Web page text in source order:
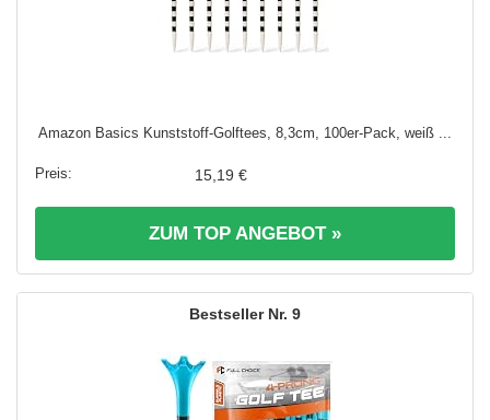
Amazon Basics Kunststoff-Golftees, 8,3cm, 100er-Pack, weiß ...
15,19 €
ZUM TOP ANGEBOT »
9